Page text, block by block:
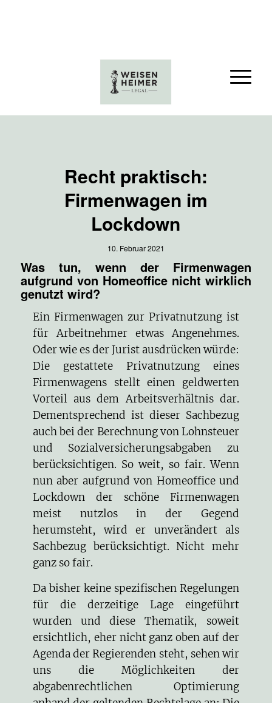
Recht praktisch:
Firmenwagen im
Lockdown
10. Februar 2021
Was tun, wenn der Firmenwagen
aufgrund von Homeoffice nicht wirklich
genutzt wird?
Ein Firmenwagen zur Privatnutzung ist
für Arbeitnehmer etwas Angenehmes.
Oder wie es der Jurist ausdrücken würde:
Die gestattete Privatnutzung eines
Firmenwagens stellt einen geldwerten
Vorteil aus dem Arbeitsverhältnis dar.
Dementsprechend ist dieser Sachbezug
auch bei der Berechnung von Lohnsteuer
und Sozialversicherungsabgaben zu
berücksichtigen. So weit, so fair. Wenn
nun aber aufgrund von Homeoffice und
Lockdown der schöne Firmenwagen
meist nutzlos in der Gegend
herumsteht, wird er unverändert als
Sachbezug berücksichtigt. Nicht mehr
ganz so fair.
Da bisher keine spezifischen Regelungen
für die derzeitige Lage eingeführt
wurden und diese Thematik, soweit
ersichtlich, eher nicht ganz oben auf der
Agenda der Regierenden steht, sehen wir
uns die Möglichkeiten der
abgabenrechtlichen Optimierung